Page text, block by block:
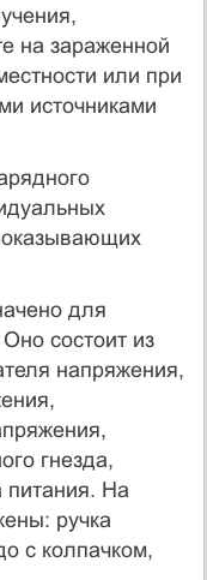
на зараженной
или при
источниками
для
состоит из
напряжения,
гнезда,
питания. На
ручка
с колпачком,